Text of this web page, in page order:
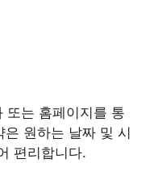
또는 홈페이지를 통
원하는 날짜 및 시
편리합니다.